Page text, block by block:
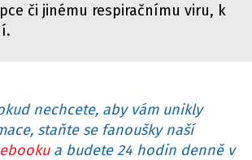
či jinému respiračnímu viru, k
nechcete, aby vám unikly
staňte se fanoušky naší
a budete 24 hodin denně v